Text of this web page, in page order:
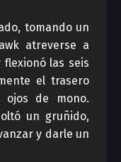
tomando un
atreverse a
las seis
el trasero
ojos de mono.
un gruñido,
y darle un